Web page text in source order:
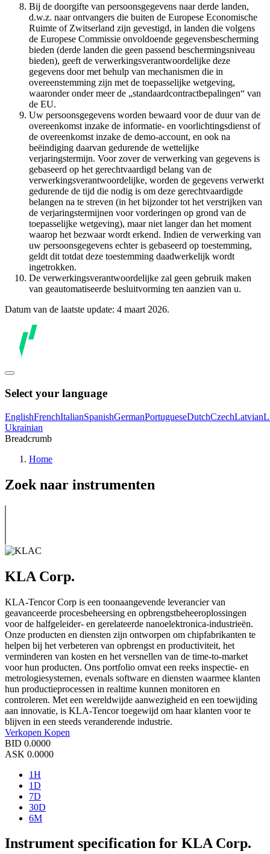
Bij de doorgifte van persoonsgegevens naar derde landen,
d.w.z. naar ontvangers die buiten de Europese Economische
Ruimte of Zwitserland zijn gevestigd, in landen die volgens
de Europese Commissie onvoldoende gegevensbescherming
bieden (derde landen die geen passend beschermingsniveau
bieden), geeft de verwerkingsverantwoordelijke deze
gegevens door met behulp van mechanismen die in
overeenstemming zijn met de toepasselijke wetgeving,
waaronder onder meer de „standaardcontractbepalingen“ van
de EU.
Uw persoonsgegevens worden bewaard voor de duur van de
overeenkomst inzake de informatie- en voorlichtingsdienst of
de overeenkomst inzake de demo-account, en ook na
beëindiging daarvan gedurende de wettelijke
verjaringstermijn. Voor zover de verwerking van gegevens is
gebaseerd op het gerechtvaardigd belang van de
verwerkingsverantwoordelijke, worden de gegevens verwerkt
gedurende de tijd die nodig is om deze gerechtvaardigde
belangen na te streven (in het bijzonder tot het verstrijken van
de verjaringstermijnen voor vorderingen op grond van de
toepasselijke wetgeving), maar niet langer dan het moment
waarop het bezwaar wordt erkend. Indien de verwerking van
uw persoonsgegevens echter is gebaseerd op toestemming,
geldt dit totdat deze toestemming daadwerkelijk wordt
ingetrokken.
De verwerkingsverantwoordelijke zal geen gebruik maken
van geautomatiseerde besluitvorming ten aanzien van u.
Datum van de laatste update: 4 maart 2026.
Select your language
EnglishFrenchItalianSpanishGermanPortugueseDutchCzechLatvian
Ukrainian
Breadcrumb
Home
Zoek naar instrumenten
KLA Corp.
KLA-Tencor Corp is een toonaangevende leverancier van
geavanceerde procesbeheersing en opbrengstbeheeroplossingen
voor de halfgeleider- en gerelateerde nanoelektronica-industrieën.
Onze producten en diensten zijn ontworpen om chipfabrikanten te
helpen bij het verbeteren van opbrengst en productiviteit, het
verminderen van kosten en het versnellen van de time-to-market
voor hun producten. Ons portfolio omvat een reeks inspectie- en
metrologiesystemen, evenals software en diensten waarmee klanten
hun productieprocessen in realtime kunnen monitoren en
controleren. Met een wereldwijde aanwezigheid en een toewijding
aan innovatie, is KLA-Tencor toegewijd om haar klanten voor te
blijven in een steeds veranderende industrie.
Verkopen Kopen
BID 0.0000
ASK 0.0000
1H
1D
7D
30D
6M
Instrument specification for KLA Corp.